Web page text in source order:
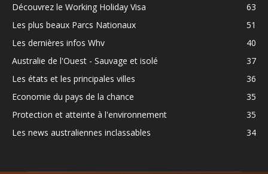
Découvrez le Working Holiday Visa
63
Les plus beaux Parcs Nationaux
51
Les dernières infos Whv
40
Australie de l'Ouest - Sauvage et isolé
37
Les états et les principales villes
36
Economie du pays de la chance
35
Protection et atteinte à l'environnement
35
Les news australiennes inclassables
34